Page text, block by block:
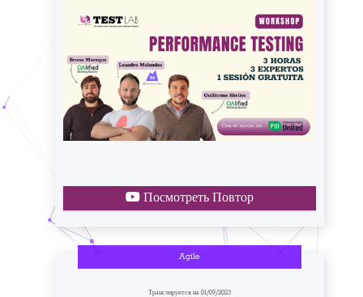
Посмотреть Повтор
Agile
Транслируется на 01/09/2023